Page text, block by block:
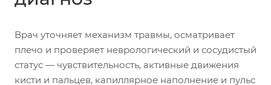
Врач уточняет механизм травмы, осматривает
плечо и проверяет неврологический и сосудистый
статус — чувствительность, активные движения
кисти и пальцев, капиллярное наполнение и пульс